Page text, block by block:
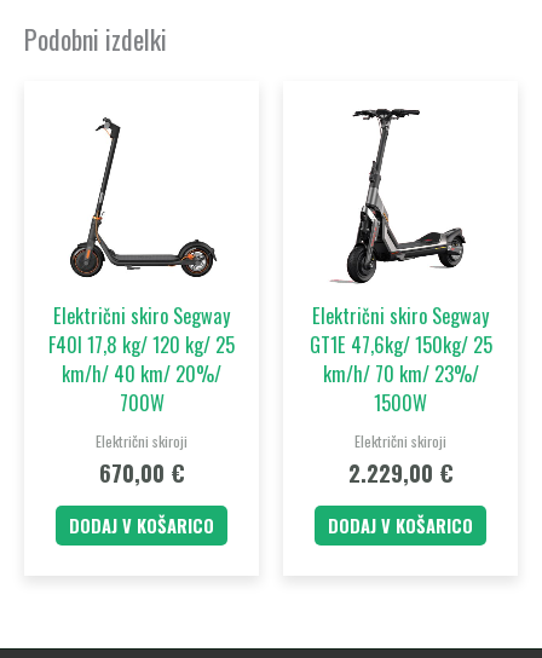
Podobni izdelki
Električni skiro Segway
F40I 17,8 kg/ 120 kg/ 25
km/h/ 40 km/ 20%/
700W
Električni skiroji
670,00 €
DODAJ V KOŠARICO
Električni skiro Segway
GT1E 47,6kg/ 150kg/ 25
km/h/ 70 km/ 23%/
1500W
Električni skiroji
2.229,00 €
DODAJ V KOŠARICO